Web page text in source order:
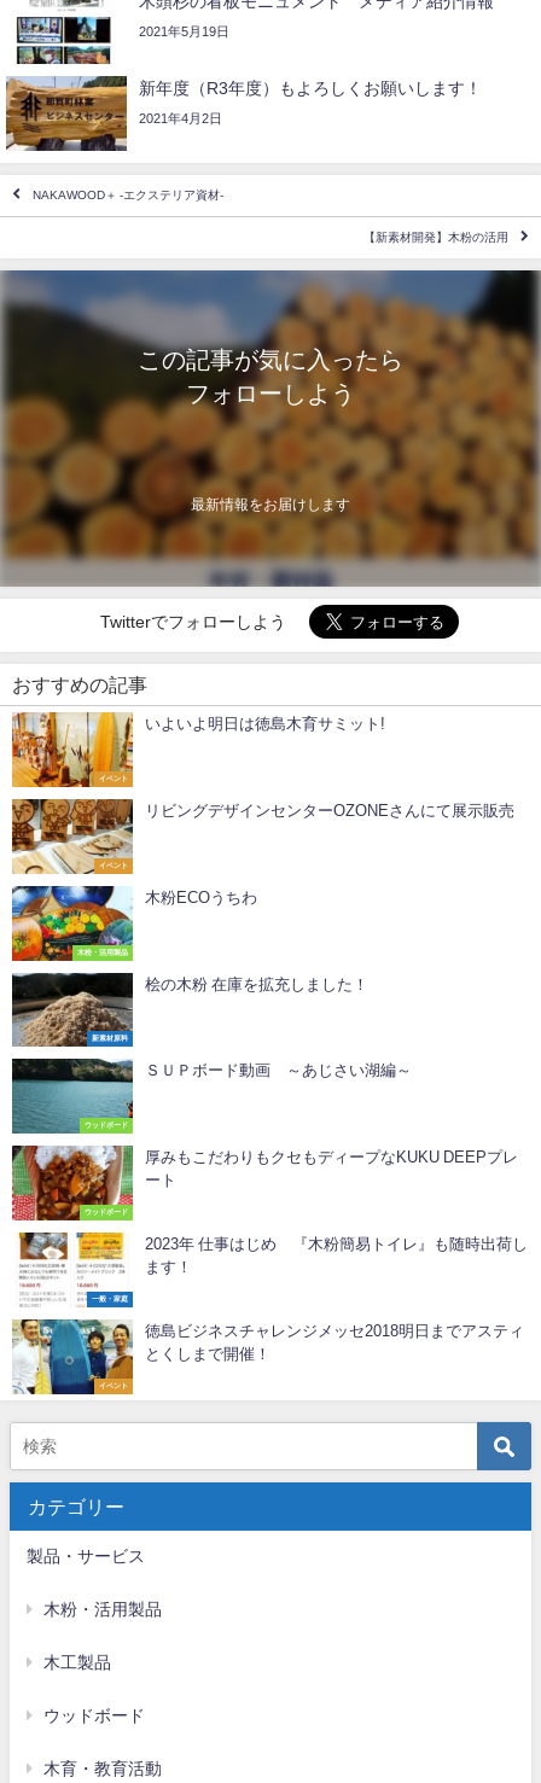
2021年5月19日
新年度（R3年度）もよろしくお願いします！
2021年4月2日
NAKAWOOD＋ -エクステリア資材-
【新素材開発】木粉の活用
この記事が気に入ったら
フォローしよう
最新情報をお届けします
Twitterでフォローしよう
おすすめの記事
イベント
いよいよ明日は徳島木育サミット!
イベント
リビングデザインセンターOZONEさんにて展示販売
木粉・活用製品
木粉ECOうちわ
新素材原料
桧の木粉 在庫を拡充しました！
ウッドボード
ＳＵＰボード動画 ～あじさい湖編～
ウッドボード
厚みもこだわりもクセもディープなKUKU DEEPプレ
ート
一般・家庭
2023年 仕事はじめ 『木粉簡易トイレ』も随時出荷し
ます！
イベント
徳島ビジネスチャレンジメッセ2018明日までアスティ
とくしまで開催！
カテゴリー
製品・サービス
木粉・活用製品
木工製品
ウッドボード
木育・教育活動